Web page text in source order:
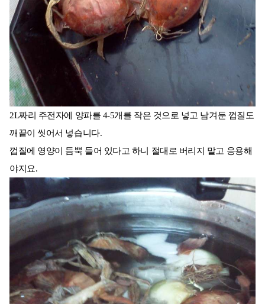
2L짜리 주전자에 양파를 4-5개를 작은 것으로 넣고 남겨둔 껍질도
깨끝이 씻어서 넣습니다.
껍질에 영양이 듬뿍 들어 있다고 하니 절대로 버리지 말고 응용해
야지요.